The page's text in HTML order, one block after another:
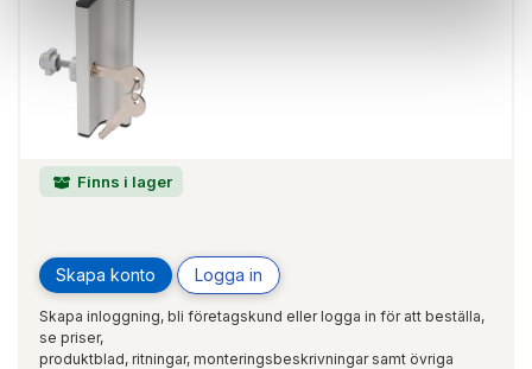
Finns i lager
Skapa konto Logga in
Skapa inloggning, bli företagskund eller logga in för att beställa,
se priser,
produktblad, ritningar, monteringsbeskrivningar samt övriga